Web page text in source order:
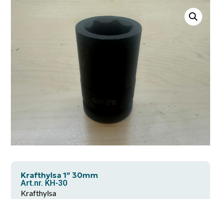
Krafthylsa 1″ 30mm
Art.nr. KH-30
Krafthylsa